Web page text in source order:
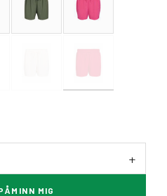
MIG